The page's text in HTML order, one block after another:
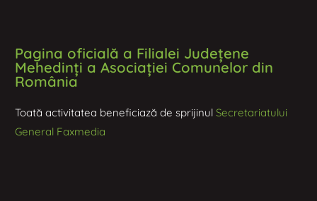
Pagina oficială a Filialei Județene
Mehedinți a Asociației Comunelor din
România
Toată activitatea beneficiază de sprijinulSecretariatului
General Faxmedia